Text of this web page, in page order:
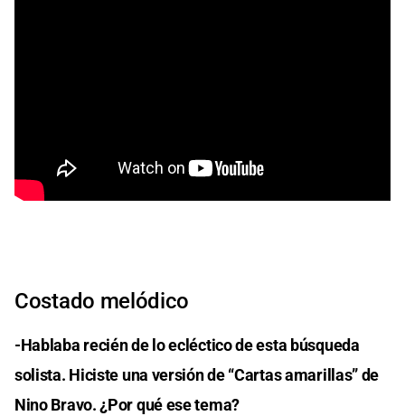
Costado melódico
-Hablaba recién de lo ecléctico de esta búsqueda
solista. Hiciste una versión de “Cartas amarillas” de
Nino Bravo. ¿Por qué ese tema?